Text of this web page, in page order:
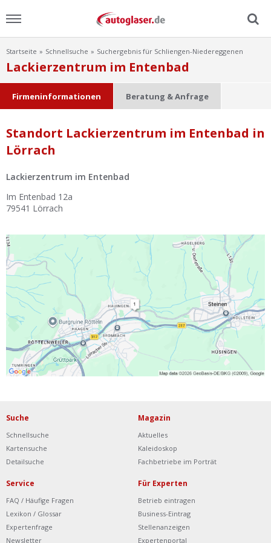
Menu
Home
Ratgeber
Scheibensuche
FAQ
Lexikon
Ist Ihre Werkstatt schon dabei?
Kostenlos eintragen
Werkstatt Login
Startseite Schnellsuche Suchergebnis für Schliengen-Niedereggenen
Lackierzentrum im Entenbad
Firmeninformationen Beratung & Anfrage
Standort Lackierzentrum im Entenbad in
Lörrach
Lackierzentrum im Entenbad
Im Entenbad 12a
79541 Lörrach
Suche
Schnellsuche
Kartensuche
Detailsuche
Magazin
Aktuelles
Kaleidoskop
Fachbetriebe im Porträt
Service
FAQ / Häufige Fragen
Lexikon / Glossar
Expertenfrage
Newsletter
Für Experten
Betrieb eintragen
Business-Eintrag
Stellenanzeigen
Expertenportal